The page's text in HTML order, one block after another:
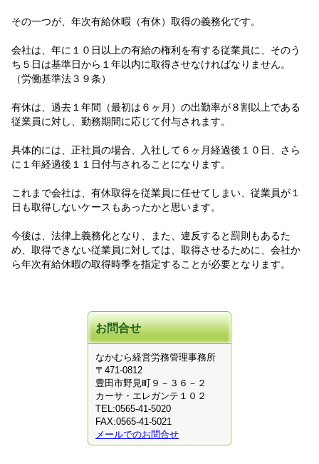
その一つが、年次有給休暇（有休）取得の義務化です。
会社は、年に１０日以上の有給の権利を有する従業員に、そのう
ち５日は基準日から１年以内に取得させなければなりません。
（労働基準法３９条）
有休は、過去１年間（最初は６ヶ月）の出勤率が８割以上である
従業員に対し、勤務期間に応じて付与されます。
具体的には、正社員の場合、入社して６ヶ月経過後１０日、さら
に１年経過後１１日付与されることになります。
これまで会社は、有休取得を従業員に任せてしまい、従業員が１
日も取得しないケースもあったかと思います。
今後は、法律上義務化となり、また、違反すると罰則もあるた
め、取得できない従業員に対しては、取得させるために、会社か
ら年次有給休暇の取得時季を指定することが必要となります。
お問合せ
なかむら経営労務管理事務所
〒471-0812
豊田市野見町９－３６－２
カーサ・エレガンテ１０２
TEL:0565-41-5020
FAX:0565-41-5021
メールでのお問合せ